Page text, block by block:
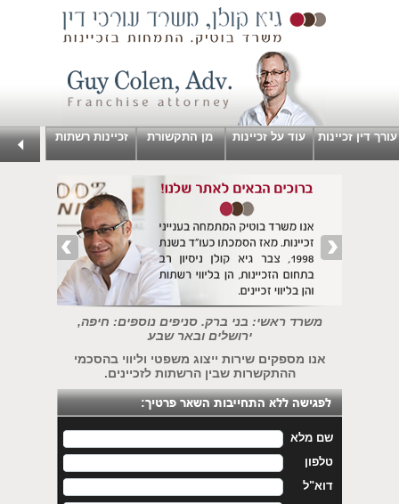
עורך דין זכיינות עוד על זכיינות מן התקשורת זכיינות רשתות
משרד ראשי: בני ברק. סניפים נוספים: חיפה,
ירושלים ובאר שבע
אנו מספקים שירות ייצוג משפטי וליווי בהסכמי
ההתקשרות שבין הרשתות לזכיינים.
שם מלא
טלפון
דוא"ל